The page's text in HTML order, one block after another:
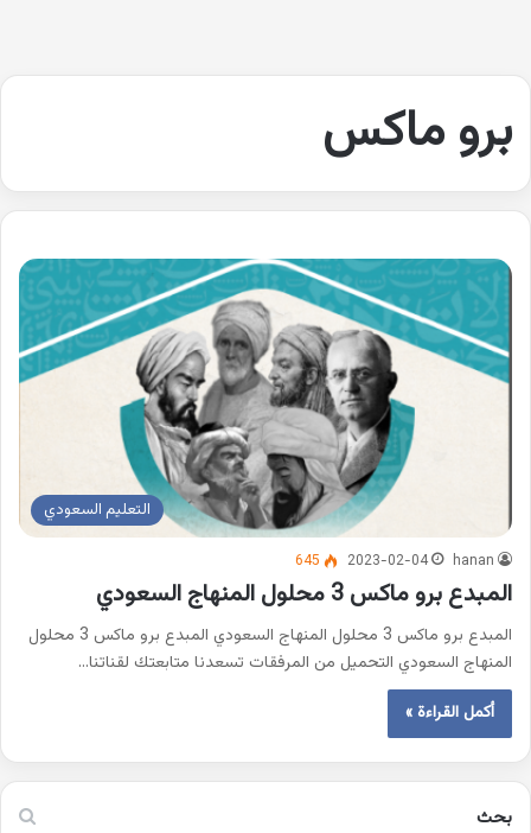
برو ماكس
التعليم السعودي
hanan
2023-02-04
645
المبدع برو ماكس 3 محلول المنهاج السعودي
المبدع برو ماكس 3 محلول المنهاج السعودي المبدع برو ماكس 3 محلول
المنهاج السعودي التحميل من المرفقات تسعدنا متابعتك لقناتنا…
أكمل القراءة »
بحث